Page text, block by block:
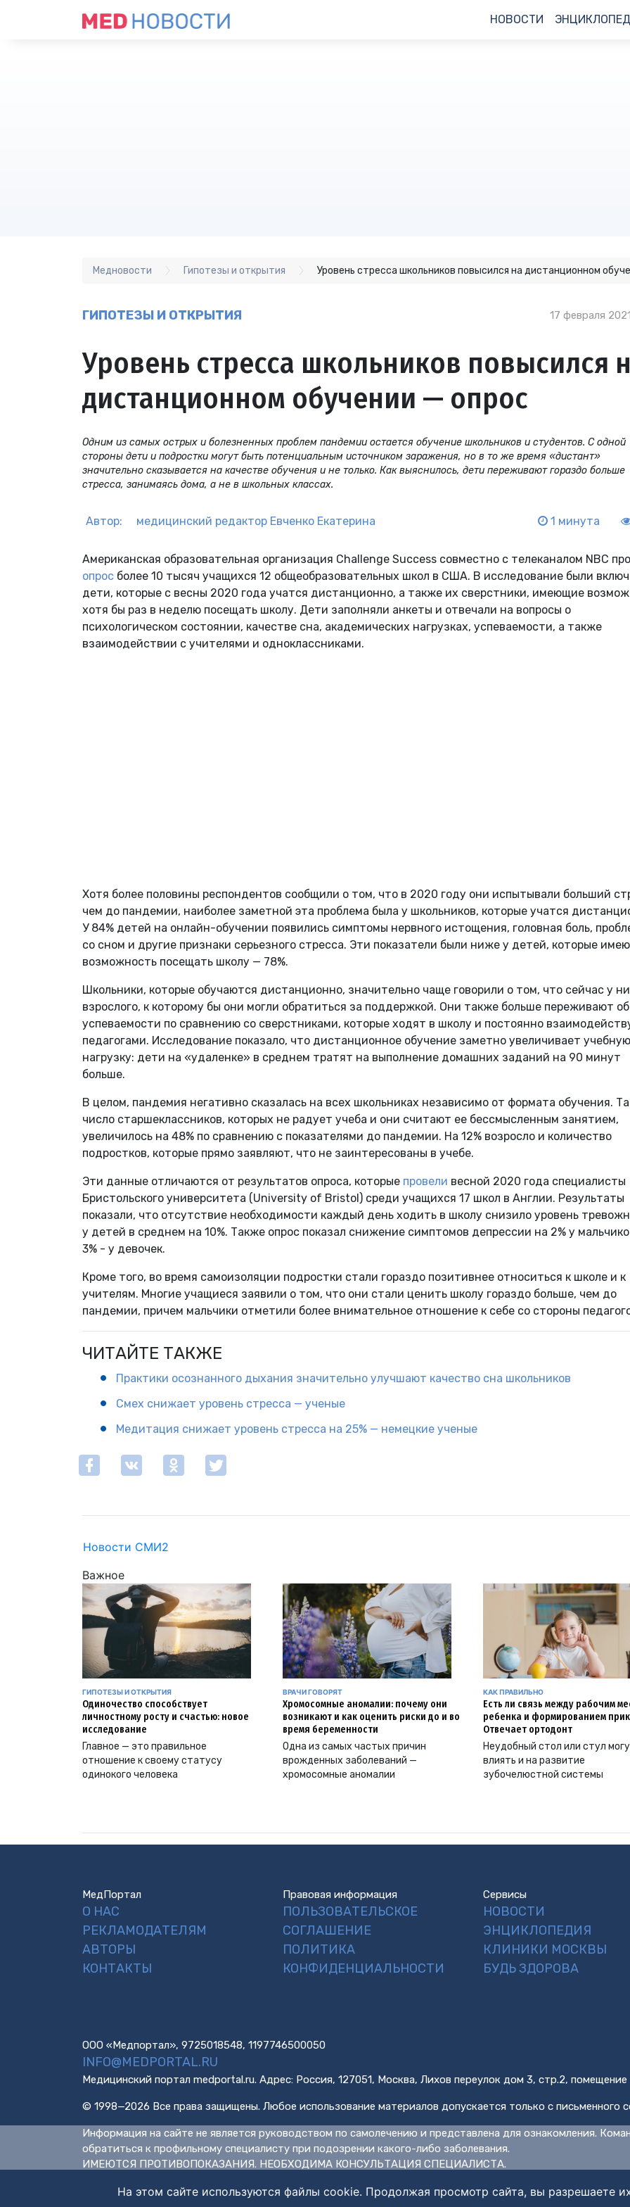
НОВОСТИ
Медновости Гипотезы и открытия Уровень стресса школьников повысился на дистанционном
ГИПОТЕЗЫ И ОТКРЫТИЯ 17 февраля
Уровень стресса школьников повысился
дистанционном обучении — опрос
Одним из самых острых и болезненных проблем пандемии остается обучение школьников и студентов. С одной
стороны дети и подростки могут быть потенциальным источником заражения, но в то же время «дистант»
значительно сказывается на качестве обучения и не только. Как выяснилось, дети переживают гораздо больше
стресса, занимаясь дома, а не в школьных классах.
Автор: медицинский редактор Евченко Екатерина 1 минута
Американская образовательная организация Challenge Success совместно с телеканалом NBC
опрос более 10 тысяч учащихся 12 общеобразовательных школ в США. В исследование были
дети, которые с весны 2020 года учатся дистанционно, а также их сверстники, имеющие
хотя бы раз в неделю посещать школу. Дети заполняли анкеты и отвечали на вопросы о
психологическом состоянии, качестве сна, академических нагрузках, успеваемости, а также
взаимодействии с учителями и одноклассниками.
Хотя более половины респондентов сообщили о том, что в 2020 году они испытывали больший
чем до пандемии, наиболее заметной эта проблема была у школьников, которые учатся
У 84% детей на онлайн-обучении появились симптомы нервного истощения, головная боль,
со сном и другие признаки серьезного стресса. Эти показатели были ниже у детей, которые
возможность посещать школу — 78%.
Школьники, которые обучаются дистанционно, значительно чаще говорили о том, что сейчас у
взрослого, к которому бы они могли обратиться за поддержкой. Они также больше переживают об
успеваемости по сравнению со сверстниками, которые ходят в школу и постоянно
педагогами. Исследование показало, что дистанционное обучение заметно увеличивает учебную
нагрузку: дети на «удаленке» в среднем тратят на выполнение домашних заданий на 90 минут
больше.
В целом, пандемия негативно сказалась на всех школьниках независимо от формата обучения.
число старшеклассников, которых не радует учеба и они считают ее бессмысленным занятием,
увеличилось на 48% по сравнению с показателями до пандемии. На 12% возросло и количество
подростков, которые прямо заявляют, что не заинтересованы в учебе.
Эти данные отличаются от результатов опроса, которые провели весной 2020 года специалисты
Бристольского университета (University of Bristol) среди учащихся 17 школ в Англии. Результаты
показали, что отсутствие необходимости каждый день ходить в школу снизило уровень
у детей в среднем на 10%. Также опрос показал снижение симптомов депрессии на 2% у
3% - у девочек.
Кроме того, во время самоизоляции подростки стали гораздо позитивнее относиться к школе и к
учителям. Многие учащиеся заявили о том, что они стали ценить школу гораздо больше, чем до
пандемии, причем мальчики отметили более внимательное отношение к себе со стороны
ЧИТАЙТЕ ТАКЖЕ
Практики осознанного дыхания значительно улучшают качество сна школьников
Смех снижает уровень стресса — ученые
Медитация снижает уровень стресса на 25% — немецкие ученые
Новости СМИ2
Важное
ГИПОТЕЗЫ И ОТКРЫТИЯ
Одиночество способствует
личностному росту и счастью: новое
исследование
Главное — это правильное
отношение к своему статусу
одинокого человека
ВРАЧИ ГОВОРЯТ
Хромосомные аномалии: почему они
возникают и как оценить риски до и во
время беременности
Одна из самых частых причин
врожденных заболеваний —
хромосомные аномалии
КАК ПРАВИЛЬНО
Есть ли связь между рабочим
ребенка и формированием
Отвечает ортодонт
Неудобный стол или стул
влиять и на развитие
зубочелюстной системы
МедПортал
О НАС
РЕКЛАМОДАТЕЛЯМ
АВТОРЫ
КОНТАКТЫ
Правовая информация
ПОЛЬЗОВАТЕЛЬСКОЕ
СОГЛАШЕНИЕ
ПОЛИТИКА
КОНФИДЕНЦИАЛЬНОСТИ
Сервисы
НОВОСТИ
ЭНЦИКЛОПЕДИЯ
КЛИНИКИ МОСКВЫ
БУДЬ ЗДОРОВА
ООО «Медпортал», 9725018548, 1197746500050
INFO@MEDPORTAL.RU
Медицинский портал medportal.ru. Адрес: Россия, 127051, Москва, Лихов переулок дом 3, стр.2, помещение
© 1998—2026 Все права защищены. Любое использование материалов допускается только с письменного
Информация на сайте не является руководством по самолечению и представлена для ознакомления.
обратиться к профильному специалисту при подозрении какого-либо заболевания.
ИМЕЮТСЯ ПРОТИВОПОКАЗАНИЯ. НЕОБХОДИМА КОНСУЛЬТАЦИЯ СПЕЦИАЛИСТА.
На этом сайте используются файлы cookie. Продолжая просмотр сайта, вы разрешаете